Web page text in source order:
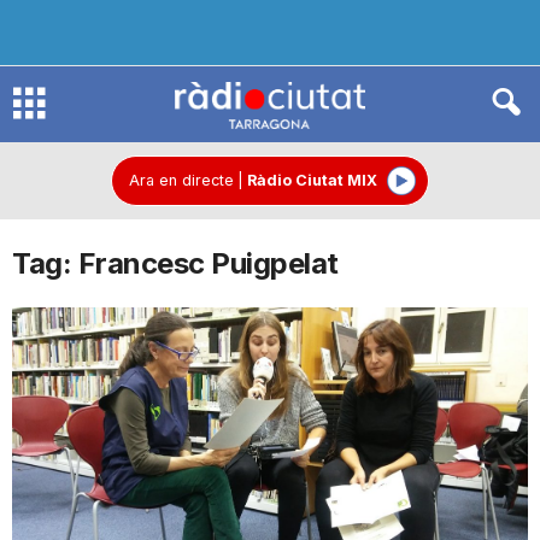
R
d
i
C
Ara en directe Ràdio Ciutat MIX
Tag: Francesc Puigpelat